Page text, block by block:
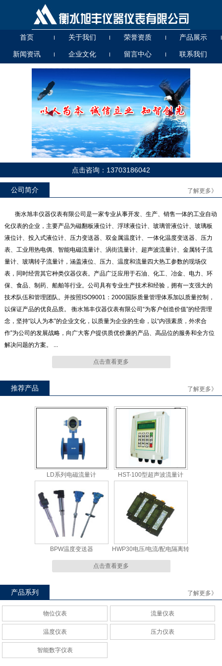
首页 关于我们 荣誉资质 产品展示
新闻资讯 企业文化 留言中心 联系我们
点击咨询：13703186042
公司简介 了解更多》
衡水旭丰仪器仪表有限公司是一家专业从事开发、生产、销售一体的工业自动
化仪表的企业，主要产品为磁翻板液位计、浮球液位计、玻璃管液位计、玻璃板
液位计、投入式液位计、压力变送器、双金属温度计、一体化温度变送器、压力
表、工业用热电偶、智能电磁流量计、涡街流量计、超声波流量计、金属转子流
量计、玻璃转子流量计，涵盖液位、压力、温度和流量四大热工参数的现场仪
表，同时经营其它种类仪器仪表。产品广泛应用于石油、化工、冶金、电力、环
保、食品、制药、船舶等行业。公司具有专业生产技术和经验，拥有一支强大的
技术队伍和管理团队。并按照ISO9001：2000国际质量管理体系加以质量控制，
以保证产品的优良品质。 衡水旭丰仪器仪表有限公司“为客户创造价值”的经营理
念，坚持“以人为本”的企业文化，以质量为企业的生命，以“内强素质，外求合
作”为公司的发展战略，向广大客户提供质优价廉的产品、高品位的服务和全方位
解决问题的方案。 ...
点击查看更多
推荐产品 了解更多》
UHZ56000T高温高压
UG、D（A、B、C）玻璃管液
UB（A、B、C）T系列玻璃板
液位计
UHK57连杆浮球液位开关
ULC系列 智能磁致伸缩液位仪 UZG100系列浮子钢带液位计
LD系列电磁流量计 HST-100型超声波流量计
BPW温度变送器
HWP30电压/电流/配电隔离转
换模块
压力变送器
陶瓷电容--通用电容压力变送
器
点击查看更多
产品系列 了解更多》
物位仪表 流量仪表
温度仪表 压力仪表
智能数字仪表